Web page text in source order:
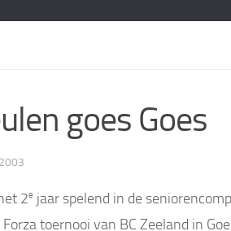
goes Goes
2e jaar spelend in de
Forza toernooi van BC Zeeland in